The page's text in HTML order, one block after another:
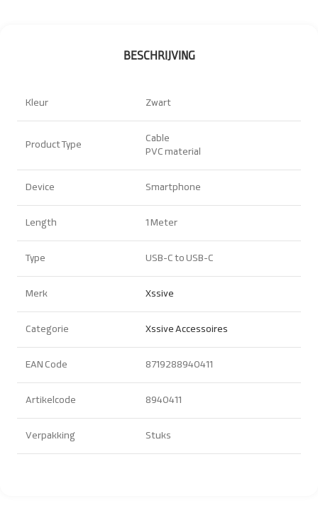
BESCHRIJVING
Kleur Zwart
Product Type
Cable
PVC material
Device Smartphone
Length 1 Meter
Type USB-C to USB-C
Merk Xssive
Categorie Xssive Accessoires
EAN Code 8719288940411
Artikelcode 8940411
Verpakking Stuks